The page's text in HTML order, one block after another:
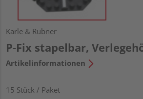
Karle & Rubner
P-Fix stapelbar,
Artikelinformationen
15 Stück / Paket